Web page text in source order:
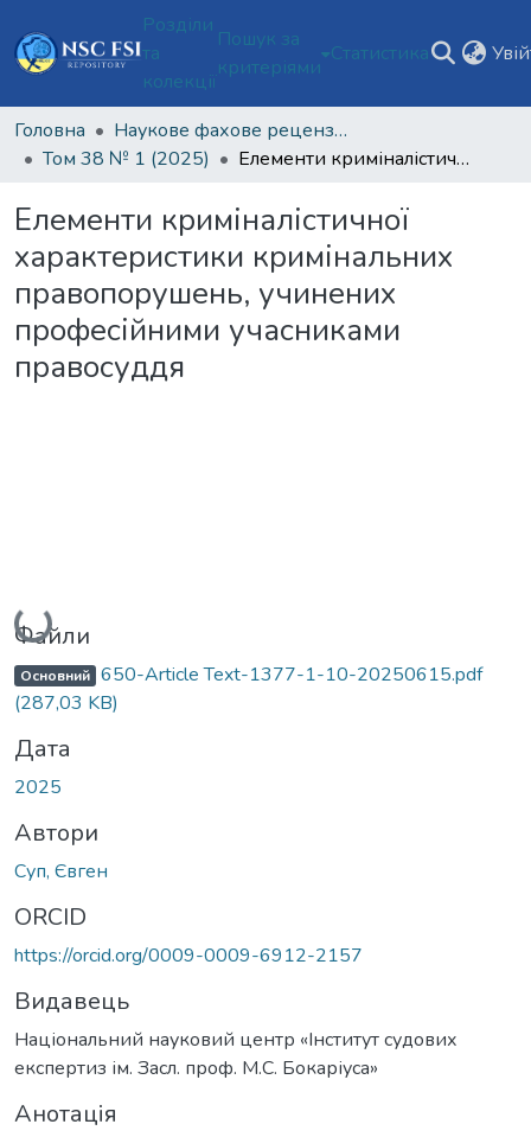
Розділи
та
колекції
Пошук за
критеріями
Статистика
Головна
Наукове фахове рецензоване видання відкритого доступу "Теорія та практика судової експертизи і криміналістики"
Том 38 № 1 (2025)
Елементи криміналістичної характеристики кримінальних правопорушень, учинених професійними учасниками правосуддя
Елементи криміналістичної
характеристики кримінальних
правопорушень, учинених
професійними учасниками
правосуддя
Вантажиться...
Файли
Основний 650-Article Text-1377-1-10-20250615.pdf
(287,03 KB)
Дата
2025
Автори
Суп, Євген
ORCID
https://orcid.org/0009-0009-6912-2157
Видавець
Національний науковий центр «Інститут судових
експертиз ім. Засл. проф. М.С. Бокаріуса»
Анотація